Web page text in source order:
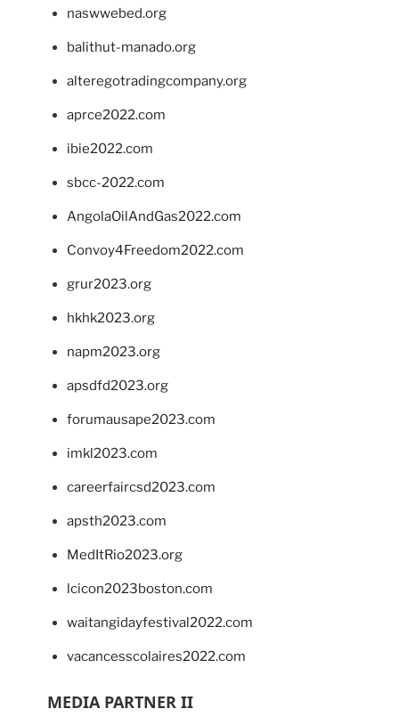
naswwebed.org
balithut-manado.org
alteregotradingcompany.org
aprce2022.com
ibie2022.com
sbcc-2022.com
AngolaOilAndGas2022.com
Convoy4Freedom2022.com
grur2023.org
hkhk2023.org
napm2023.org
apsdfd2023.org
forumausape2023.com
imkl2023.com
careerfaircsd2023.com
apsth2023.com
MedItRio2023.org
lcicon2023boston.com
waitangidayfestival2022.com
vacancesscolaires2022.com
MEDIA PARTNER II